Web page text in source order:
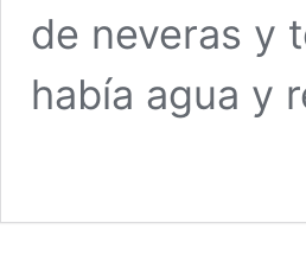
de neveras y
había agua y